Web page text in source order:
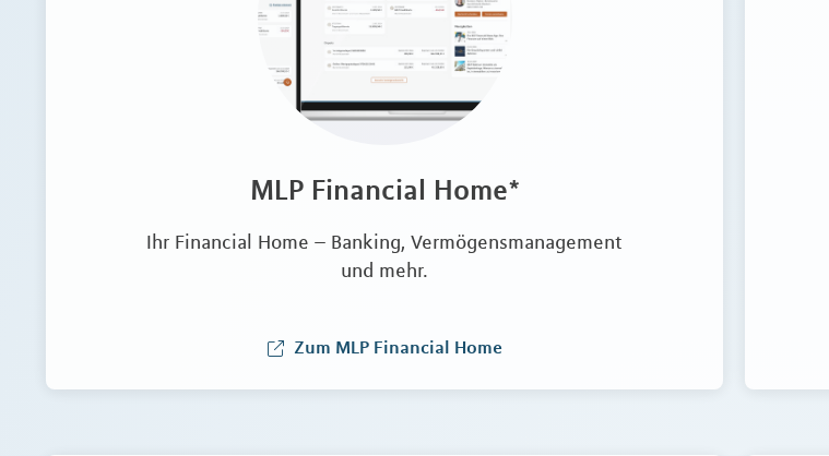
MLP Financial Home*
Ihr Financial Home – Banking, Vermögensmanagement
und mehr.
Zum MLP Financial Home